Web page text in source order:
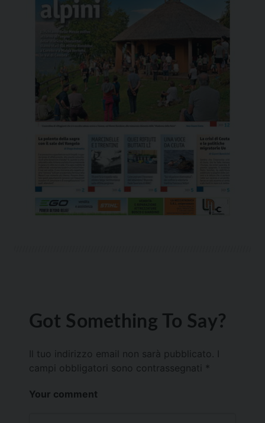
Got Something To Say?
Il tuo indirizzo email non sarà pubblicato.
campi obbligatori sono contrassegnati *
Your comment